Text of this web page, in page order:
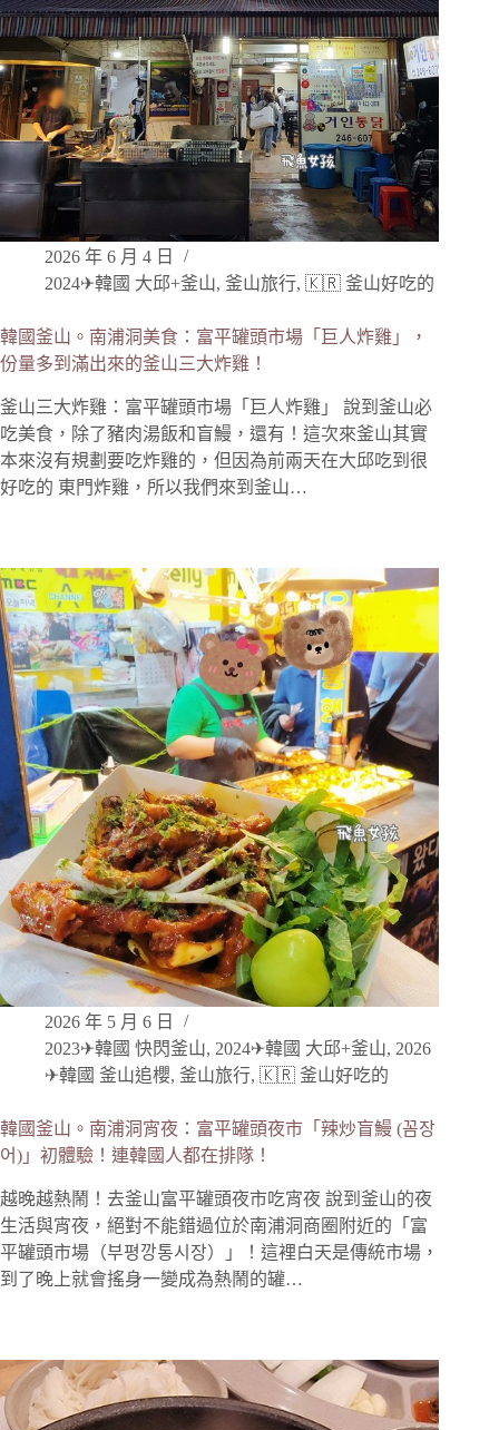
2026 年 6 月 4 日
2024✈韓國 大邱+釜山, 釜山旅行, 🇰🇷 釜山好吃的
韓國釜山。南浦洞美食：富平罐頭市場「巨人炸雞」，
份量多到滿出來的釜山三大炸雞！
釜山三大炸雞：富平罐頭市場「巨人炸雞」 說到釜山必
吃美食，除了豬肉湯飯和盲鰻，還有！這次來釜山其實
本來沒有規劃要吃炸雞的，但因為前兩天在大邱吃到很
好吃的 東門炸雞，所以我們來到釜山…
2026 年 5 月 6 日
2023✈韓國 快閃釜山, 2024✈韓國 大邱+釜山, 2026
✈韓國 釜山追櫻, 釜山旅行, 🇰🇷 釜山好吃的
韓國釜山。南浦洞宵夜：富平罐頭夜市「辣炒盲鰻 (꼼장
어)」初體驗！連韓國人都在排隊！
越晚越熱鬧！去釜山富平罐頭夜市吃宵夜 說到釜山的夜
生活與宵夜，絕對不能錯過位於南浦洞商圈附近的「富
平罐頭市場（부평깡통시장）」！這裡白天是傳統市場，
到了晚上就會搖身一變成為熱鬧的罐…